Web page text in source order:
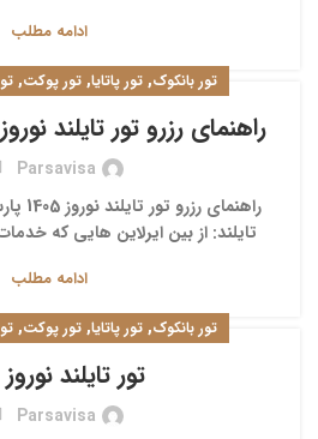
ادامه مطلب
تور بانکوک, تور پاتایا, تور پوکت,
راهنمای رزرو تور تایلند نوروز ۱۴۰۵ پارسا گشت
Parsavisa
تایلند: از بین ایرلاین هایی که
ادامه مطلب
تور بانکوک, تور پاتایا, تور پوکت,
تور تایلند نوروز ۱۴۰۵
Parsavisa